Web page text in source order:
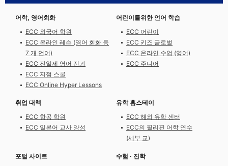
어학, 영어회화
ECC 외국어 학원
ECC 온라인 레슨 (영어 회화 등
7 개 언어)
ECC 전일제 영어 전과
ECC 지점 스쿨
ECC Online Hyper Lessons
어린이를위한 언어 학습
ECC 어린이
ECC 키즈 글로벌
ECC 온라인 수업 (영어)
ECC 주니어
취업 대책
ECC 항공 학원
ECC 일본어 교사 양성
유학 홈스테이
ECC 해외 유학 센터
ECC의 필리핀 어학 연수
(세부 교)
포털 사이트 수험 · 진학